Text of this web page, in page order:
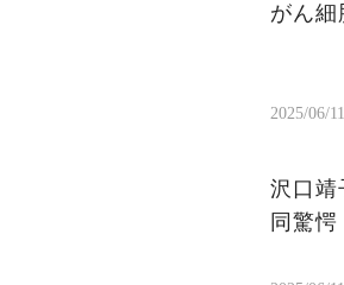
がん細
2025/06/11
沢口靖
同驚愕